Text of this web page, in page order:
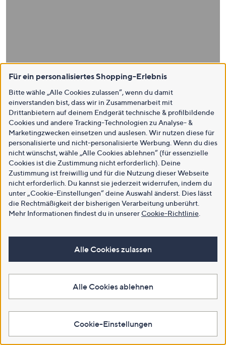
Für ein personalisiertes Shopping-Erlebnis
Bitte wähle „Alle Cookies zulassen“, wenn du damit
einverstanden bist, dass wir in Zusammenarbeit mit
Drittanbietern auf deinem Endgerät technische & profilbildende
Cookies und andere Tracking-Technologien zu Analyse- &
Marketingzwecken einsetzen und auslesen. Wir nutzen diese für
personalisierte und nicht-personalisierte Werbung. Wenn du dies
nicht wünschst, wähle „Alle Cookies ablehnen“ (für essenzielle
Cookies ist die Zustimmung nicht erforderlich). Deine
Zustimmung ist freiwillig und für die Nutzung dieser Webseite
nicht erforderlich. Du kannst sie jederzeit widerrufen, indem du
unter „Cookie-Einstellungen“ deine Auswahl änderst. Dies lässt
die Rechtmäßigkeit der bisherigen Verarbeitung unberührt.
Mehr Informationen findest du in unsererCookie-Richtlinie
Alle Cookies zulassen
Alle Cookies ablehnen
Cookie-Einstellungen